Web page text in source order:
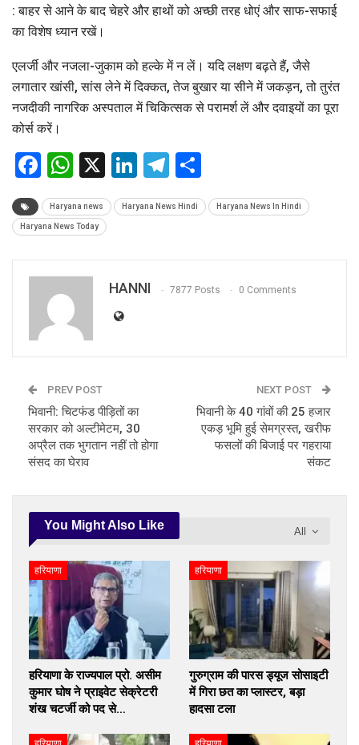
: बाहर से आने के बाद चेहरे और हाथों को अच्छी तरह धोएं और साफ-सफाई
का विशेष ध्यान रखें।
एलर्जी और नजला-जुकाम को हल्के में न लें। यदि लक्षण बढ़ते हैं, जैसे
लगातार खांसी, सांस लेने में दिक्कत, तेज बुखार या सीने में जकड़न, तो तुरंत
नजदीकी नागरिक अस्पताल में चिकित्सक से परामर्श लें और दवाइयों का पूरा
कोर्स करें।
Facebook
WhatsApp
X LinkedIn
Telegram
Haryana news Haryana News Hindi Haryana News In Hindi
Haryana News Today
HANNI 7877 Posts 0 Comments
PREV POST
भिवानी: चिटफंड पीड़ितों का
सरकार को अल्टीमेटम, 30
अप्रैल तक भुगतान नहीं तो होगा
संसद का घेराव
NEXT POST
भिवानी के 40 गांवों की 25 हजार
एकड़ भूमि हुई सेमग्रस्त, खरीफ
फसलों की बिजाई पर गहराया
संकट
All
You Might Also Like
हरियाणा
हरियाणा के राज्यपाल प्रो. असीम
कुमार घोष ने प्राइवेट सेक्रेटरी
शंख चटर्जी को पद से…
हरियाणा
गुरुग्राम की पारस ड्यूज सोसाइटी
में गिरा छत का प्लास्टर, बड़ा
हादसा टला